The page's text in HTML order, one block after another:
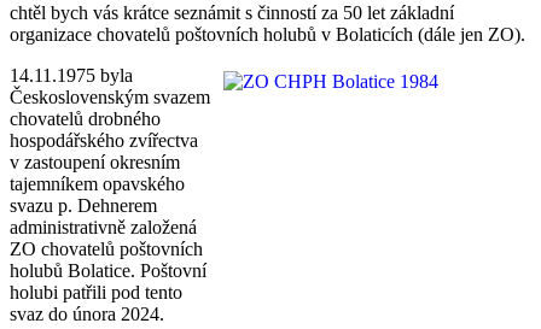
chtěl bych vás krátce seznámit s činností za 50 let základní
organizace chovatelů poštovních holubů v Bolaticích (dále jen ZO).
14.11.1975 byla
Československým svazem
chovatelů drobného
hospodářského zvířectva
v zastoupení okresním
tajemníkem opavského
svazu p. Dehnerem
administrativně založená
ZO chovatelů poštovních
holubů Bolatice. Poštovní
holubi patřili pod tento
svaz do února 2024.